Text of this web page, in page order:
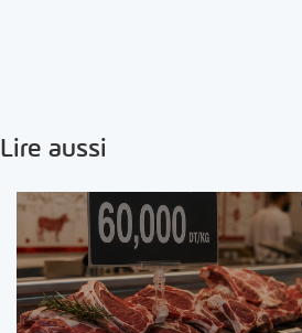
Lire aussi